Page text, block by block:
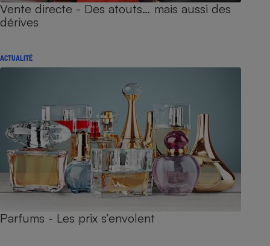
Vente directe - Des atouts… mais aussi des
dérives
ACTUALITÉ
Parfums - Les prix s’envolent